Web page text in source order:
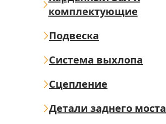
комплектующие
Подвеска
Система выхлопа
Сцепление
Детали заднего моста